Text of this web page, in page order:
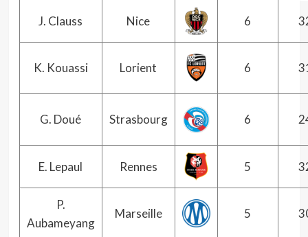
J. Clauss Nice 6
K. Kouassi Lorient 6
G. Doué Strasbourg 6
E. Lepaul Rennes 5
P.
Aubameyang
Marseille 5